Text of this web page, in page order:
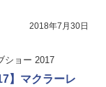
2018年7月30日
ショー 2017
】マクラーレ